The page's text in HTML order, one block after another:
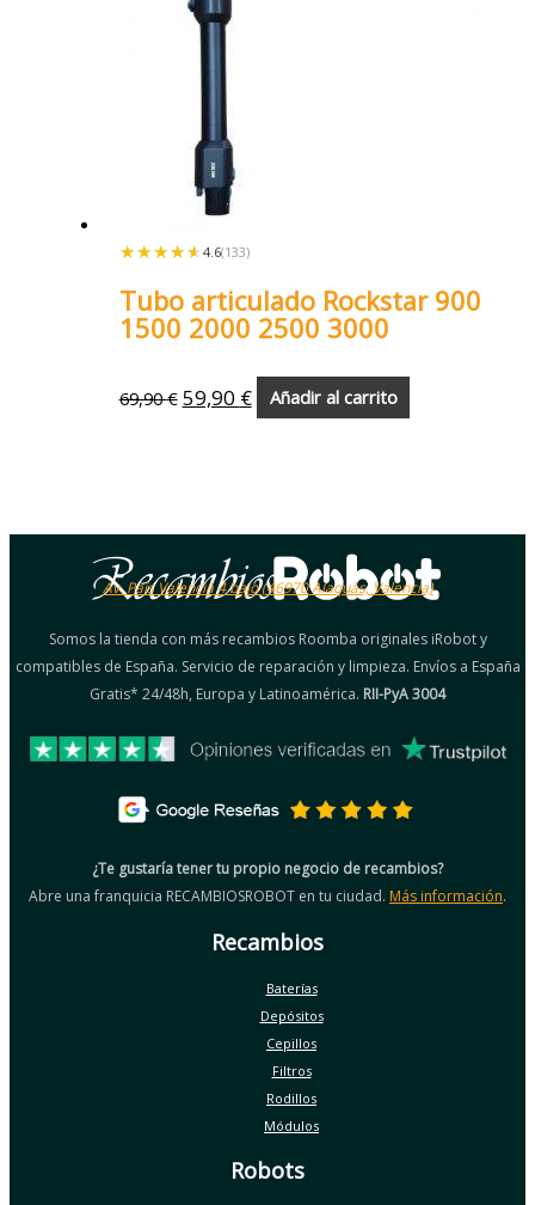
★★★★★
★★★★★ 4.6(133)
Tubo articulado Rockstar 900
1500 2000 2500 3000
69,90€ 59,90 € Añadir al carrito
Av. País Valencià 4 bajo (46970 Alaquàs, Valencia)
Somos la tienda con más recambios Roomba originales iRobot y
compatibles de España. Servicio de reparación y limpieza. Envíos a España
Gratis* 24/48h, Europa y Latinoamérica. RII-PyA 3004
¿Te gustaría tener tu propio negocio de recambios?
Abre una franquicia RECAMBIOSROBOT en tu ciudad. Más información.
Recambios
Baterías
Depósitos
Cepillos
Filtros
Rodillos
Módulos
Robots